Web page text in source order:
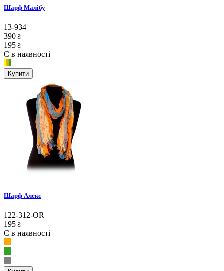
Шарф Малібу
13-934
390 ₴
195 ₴
Є в наявності
Купити
Шарф Алекс
122-312-OR
195 ₴
Є в наявності